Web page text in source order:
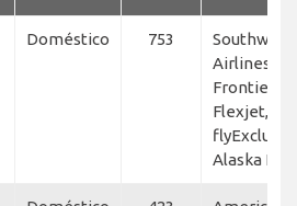
Doméstico 753
Southwest
Airlines,
Frontier,
Flexjet,
Alaska